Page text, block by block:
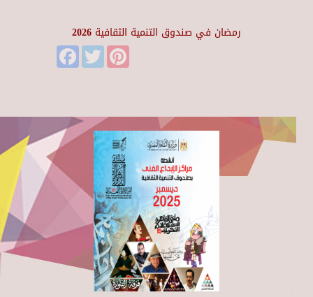
رمضان في صندوق التنمية الثقافية 2026
FacebookTwitter